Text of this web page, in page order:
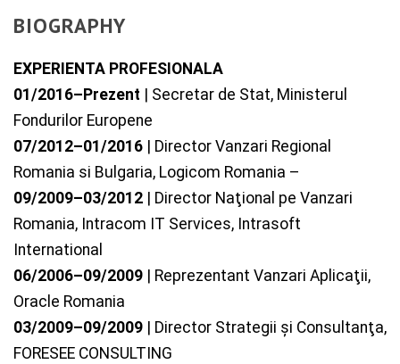
BIOGRAPHY
EXPERIENTA PROFESIONALA
01/2016–Prezent | Secretar de Stat, Ministerul
Fondurilor Europene
07/2012–01/2016 | Director Vanzari Regional
Romania si Bulgaria, Logicom Romania –
09/2009–03/2012 | Director Naţional pe Vanzari
Romania, Intracom IT Services, Intrasoft
International
06/2006–09/2009 | Reprezentant Vanzari Aplicaţii,
Oracle Romania
03/2009–09/2009 | Director Strategii şi Consultanţa,
FORESEE CONSULTING